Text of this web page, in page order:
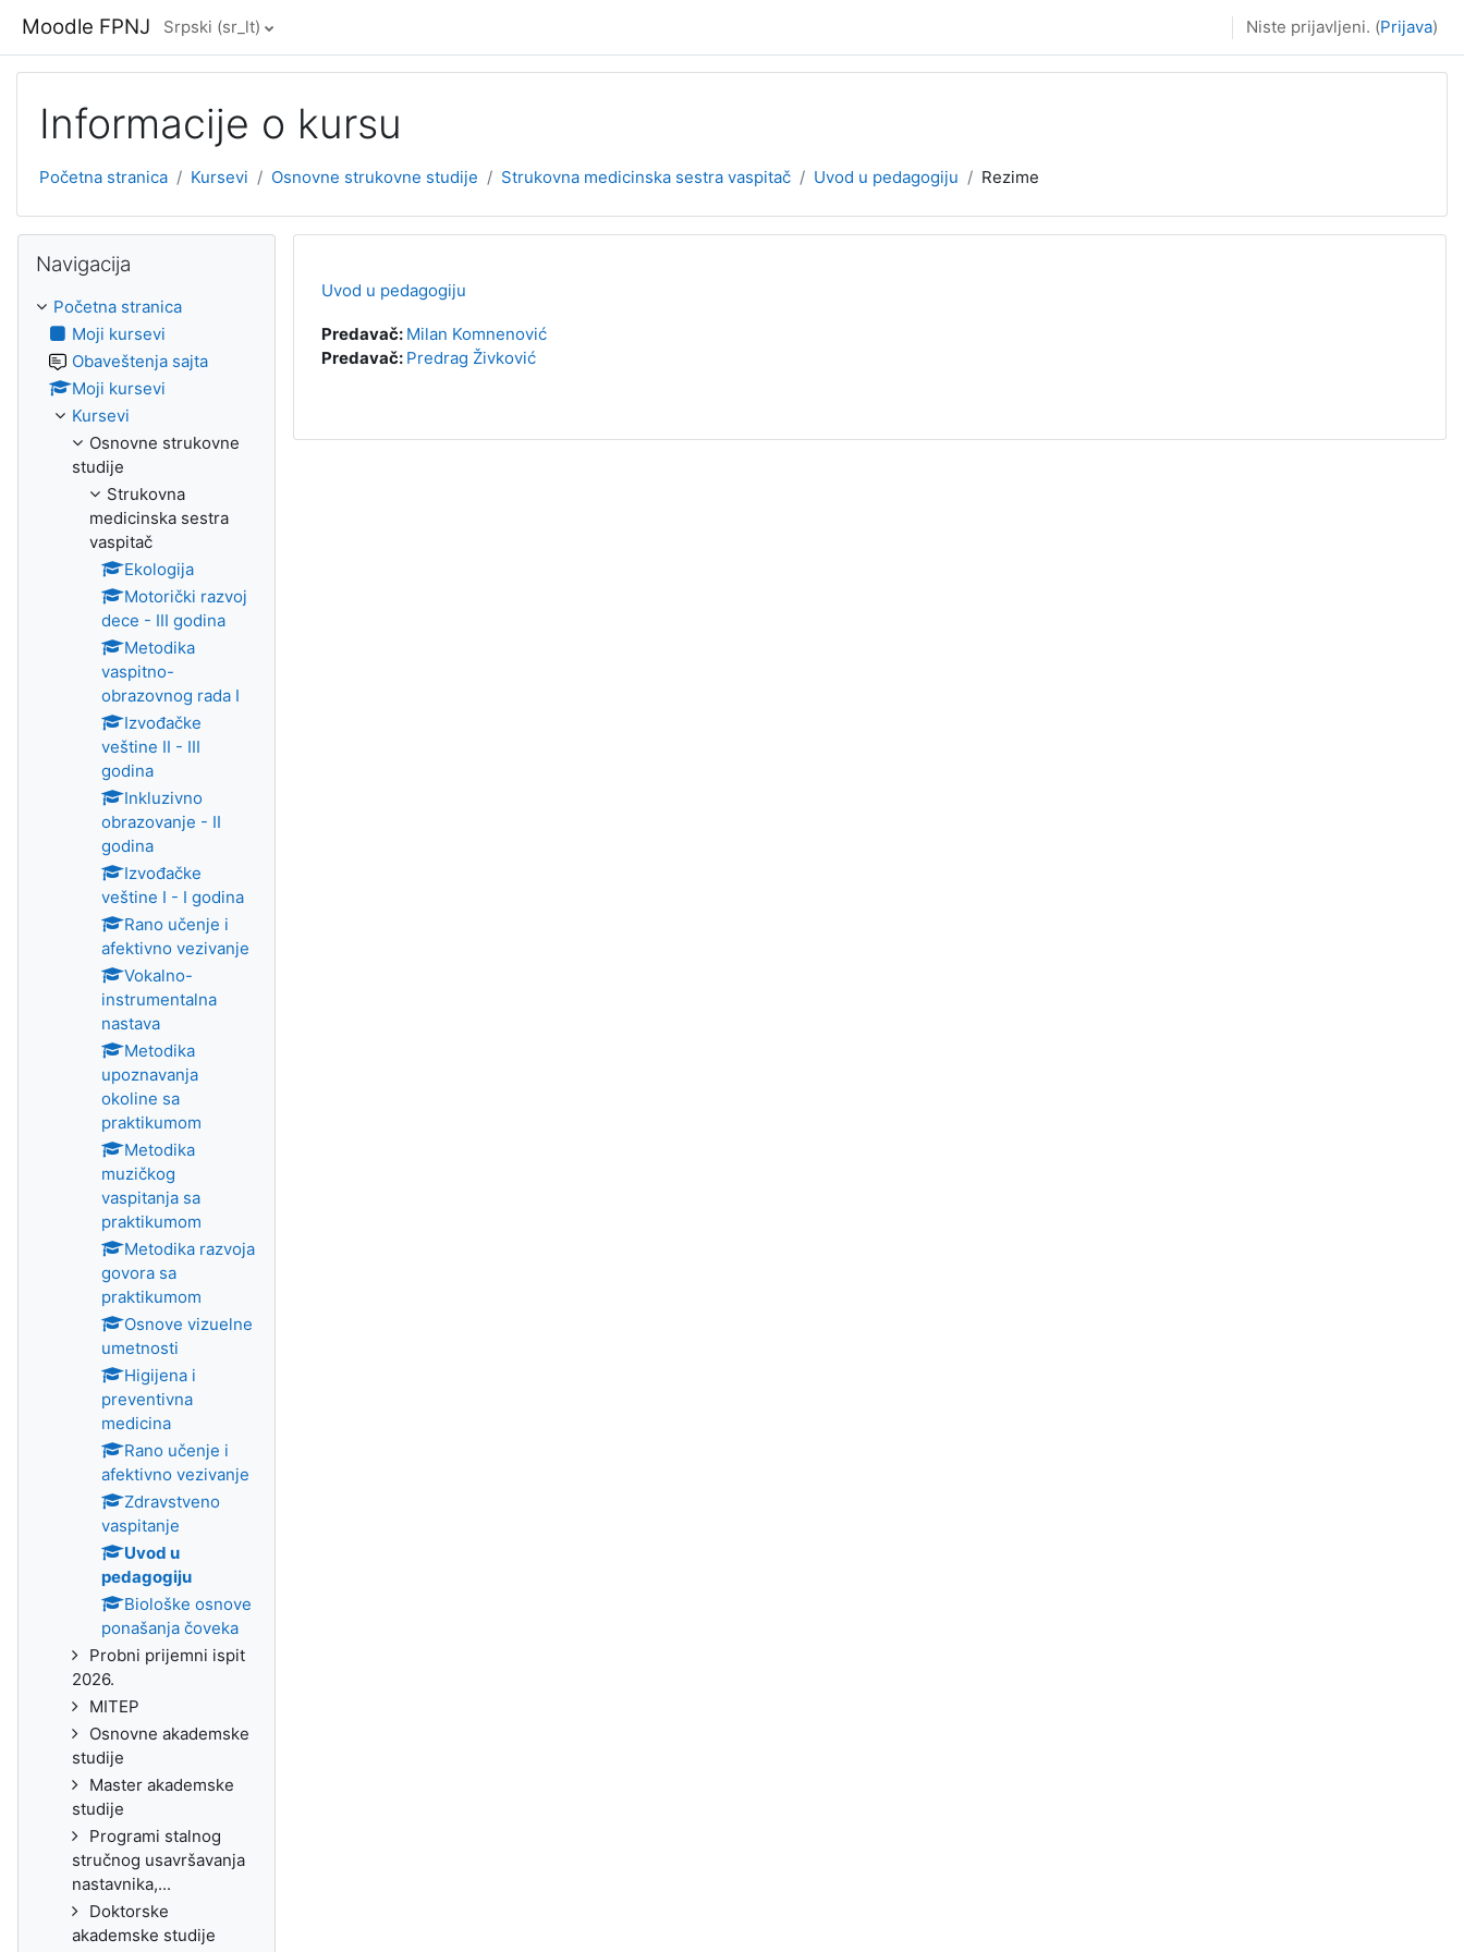
Moodle FPNJ Srpski ‎(sr_lt)‎ Niste prijavljeni. (Prijava)
Informacije o kursu
Početna stranica Kursevi Osnovne strukovne studije Strukovna medicinska sestra vaspitač Uvod u pedagogiju Rezime
Uvod u pedagogiju
Predavač: Milan Komnenović
Predavač: Predrag Živković
Navigacija
Početna stranica
Moji kursevi
Obaveštenja sajta
Moji kursevi
Kursevi
Osnovne strukovne
studije
Strukovna
medicinska sestra
vaspitač
Ekologija
Motorički razvoj
dece - III godina
Metodika
vaspitno-
obrazovnog rada I
Izvođačke
veštine II - III
godina
Inkluzivno
obrazovanje - II
godina
Izvođačke
veštine I - I godina
Rano učenje i
afektivno vezivanje
Vokalno-
instrumentalna
nastava
Metodika
upoznavanja
okoline sa
praktikumom
Metodika
muzičkog
vaspitanja sa
praktikumom
Metodika razvoja
govora sa
praktikumom
Osnove vizuelne
umetnosti
Higijena i
preventivna
medicina
Rano učenje i
afektivno vezivanje
Zdravstveno
vaspitanje
Uvod u
pedagogiju
Biološke osnove
ponašanja čoveka
Probni prijemni ispit
2026.
MITEP
Osnovne akademske
studije
Master akademske
studije
Programi stalnog
stručnog usavršavanja
nastavnika,...
Doktorske
akademske studije